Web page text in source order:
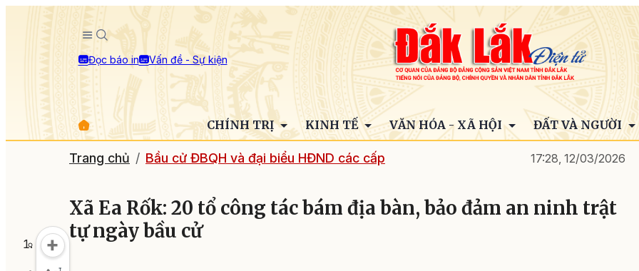
Đọc báo in Vấn đề - Sự kiện
CHÍNH TRỊ KINH TẾ VĂN HÓA - XÃ HỘI ĐẤT VÀ NGƯỜI
Trang chủ Bầu cử ĐBQH và đại biểu HĐND các cấp 17:28, 12/03/2026
Xã Ea Rốk: 20 tổ công tác bám địa bàn, bảo đảm an ninh trật
tự ngày bầu cử